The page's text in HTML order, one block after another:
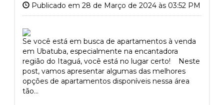
Publicado em 28 de Março de 2024 às 03:52 PM
Se você está em busca de apartamentos à venda
em Ubatuba, especialmente na encantadora
região do Itaguá, você está no lugar certo! Neste
post, vamos apresentar algumas das melhores
opções de apartamentos disponíveis nessa área
tão...